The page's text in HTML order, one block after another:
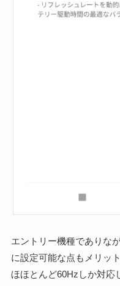
エントリー機種でありな
に設定可能な点もメリッ
ほほとんど60Hzしか対応